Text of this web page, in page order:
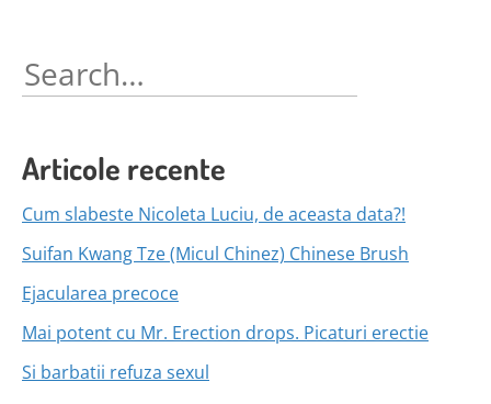
Search
for:
Articole recente
Cum slabeste Nicoleta Luciu, de aceasta data?!
Suifan Kwang Tze (Micul Chinez) Chinese Brush
Ejacularea precoce
Mai potent cu Mr. Erection drops. Picaturi erectie
Si barbatii refuza sexul